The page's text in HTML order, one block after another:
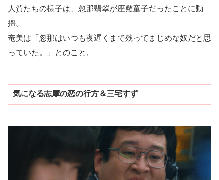
人質たちの様子は、忽那翡翠が座敷童子だったことに動
揺。
奄美は「忽那はいつも夜遅くまで残ってまじめな奴だと思
っていた。」とのこと。
気になる志摩の恋の行方＆三宅すず